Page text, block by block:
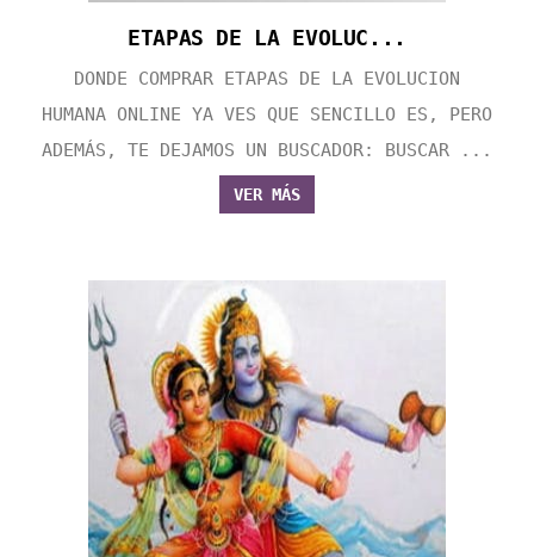
ETAPAS DE LA EVOLUC...
DONDE COMPRAR ETAPAS DE LA EVOLUCION
HUMANA ONLINE YA VES QUE SENCILLO ES, PERO
ADEMÁS, TE DEJAMOS UN BUSCADOR: BUSCAR ...
VER MÁS